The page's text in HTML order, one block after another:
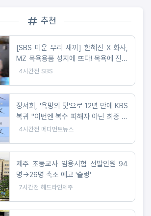
추천
[SBS 미운 우리 새끼] 한혜진 X 화사,
MZ 목욕용품 성지에 뜨다! 목욕에 진심
인 화사가 PICK한 이색 목욕용품은?
4시간전 SBS
장서희, '욕망의 덫'으로 12년 만에 KBS
복귀 "이번엔 복수 피해자 아닌 최종 빌
런"
4시간전 메디먼트뉴스
제주 초등교사 임용시험 선발인원 94
명→26명 축소 예고 '술렁'
7시간전 헤드라인제주